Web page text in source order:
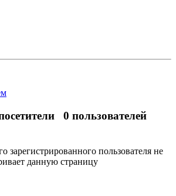
0 пользователей
зарегистрированного пользователя не
данную страницу